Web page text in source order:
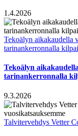
1.4.2026
Tekoälyn aikakaudella
tarinankerronnalla
Tekoälyn
tarinankerronnalla
9.3.2026
Talvitervehdys Vetter